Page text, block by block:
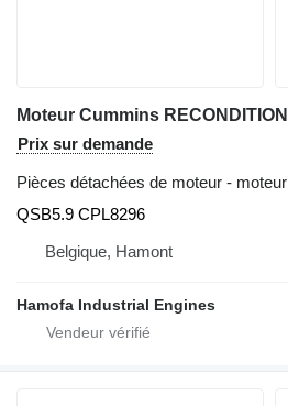
Prix sur demande
Pièces détachées de moteur - moteur
QSB5.9 CPL8296
Belgique, Hamont
Hamofa Industrial Engines